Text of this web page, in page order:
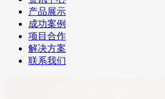
产品展示
成功案例
项目合作
解决方案
联系我们